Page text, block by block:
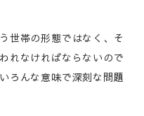
世帯の形態ではなく、そ
れなければならないので
ろんな意味で深刻な問題